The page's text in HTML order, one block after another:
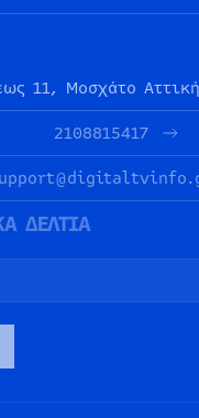
11, Μοσχάτο
2108815417
ΔΕΛΤΙΑ